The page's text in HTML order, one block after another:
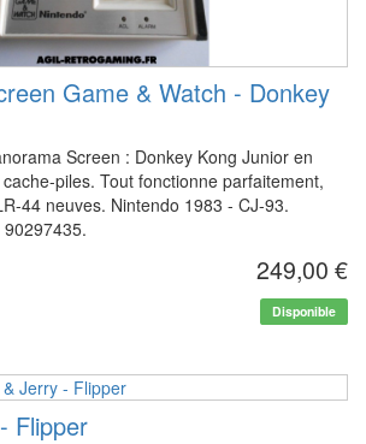
Game & Watch - Donkey
Screen : Donkey Kong Junior en
piles. Tout fonctionne parfaitement,
44 neuves. Nintendo 1983 - CJ-93.
249,00 €
Disponible
Flipper